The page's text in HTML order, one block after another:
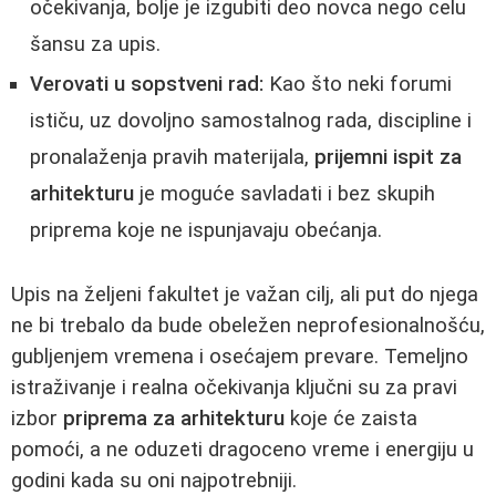
očekivanja, bolje je izgubiti deo novca nego celu
šansu za upis.
Verovati u sopstveni rad: Kao što neki forumi
ističu, uz dovoljno samostalnog rada, discipline i
pronalaženja pravih materijala, prijemni ispit za
arhitekturu je moguće savladati i bez skupih
priprema koje ne ispunjavaju obećanja.
Upis na željeni fakultet je važan cilj, ali put do njega
ne bi trebalo da bude obeležen neprofesionalnošću,
gubljenjem vremena i osećajem prevare. Temeljno
istraživanje i realna očekivanja ključni su za pravi
izbor priprema za arhitekturu koje će zaista
pomoći, a ne oduzeti dragoceno vreme i energiju u
godini kada su oni najpotrebniji.